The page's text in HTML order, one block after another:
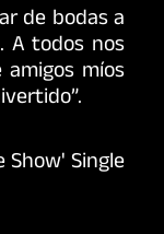
de bodas a
A todos nos
míos